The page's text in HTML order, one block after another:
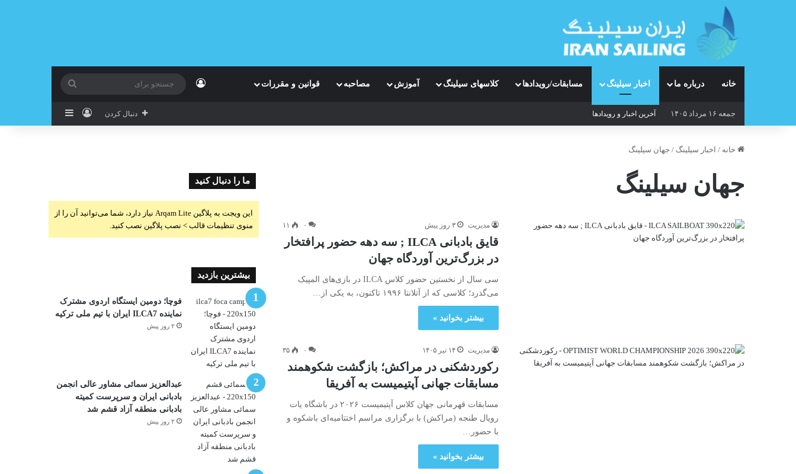
خانه درباره ما اخبار سیلینگ مسابقات/رویدادها کلاسهای سیلینگ آموزش مصاحبه قوانین و مقررات
جمعه ۱۶ مرداد ۱۴۰۵ آخرین اخبار و رویدادها دنبال کردن ورود
خانه / اخبار سیلینگ / جهان سیلینگ
جهان سیلینگ
مدیریت ۳ روز پیش ۰ ۱۱
قایق بادبانی ILCA ; سه دهه حضور پرافتخار
در بزرگ‌ترین آوردگاه جهان
سی سال از نخستین حضور کلاس ILCA در بازی‌های المپیک
می‌گذرد؛ کلاسی که از آتلانتا ۱۹۹۶ تاکنون، به یکی از…
بیشتر بخوانید »
مدیریت ۱۴ تیر ۱۴۰۵ ۰ ۳۵
رکوردشکنی در مراکش؛ بازگشت شکوهمند
مسابقات جهانی آپتیمیست به آفریقا
مسابقات قهرمانی جهان کلاس آپتیمیست ۲۰۲۶ در باشگاه یات
رویال طنجه (مراکش) با برگزاری مراسم اختتامیه‌ای باشکوه و
با حضور…
بیشتر بخوانید »
ما را دنبال کنید
این ویجت به پلاگین Arqam Lite نیاز دارد، شما می‌توانید آن را از
منوی تنظیمات قالب > نصب پلاگین نصب کنید.
بیشترین بازدید
فوچا؛ دومین ایستگاه اردوی مشترک
نماینده ILCA7 ایران با تیم ملی ترکیه
۲ روز پیش
عبدالعزیز سمائی مشاور عالی انجمن
بادبانی ایران و سرپرست کمیته
بادبانی منطقه آزاد قشم شد
۲ روز پیش